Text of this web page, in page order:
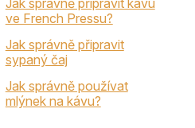
ve French Pressu?
Jak správně připravit
sypaný čaj
Jak správně používat
mlýnek na kávu?